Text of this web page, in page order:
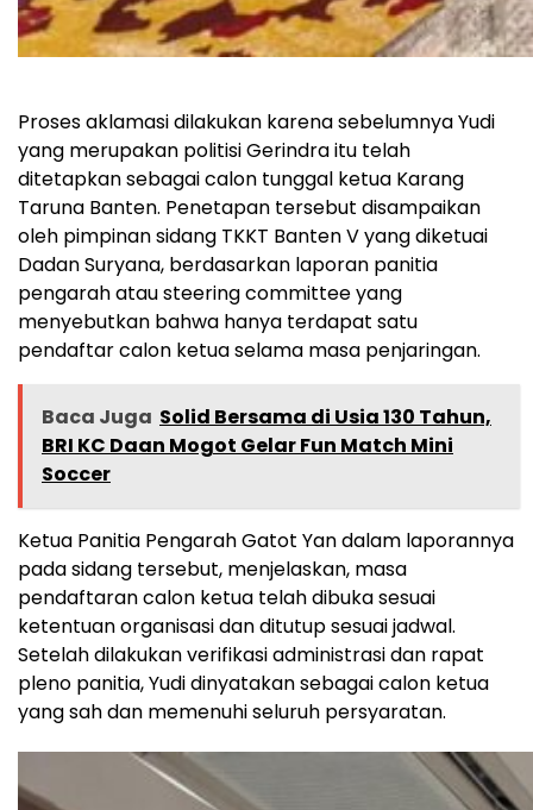
Proses aklamasi dilakukan karena sebelumnya Yudi
yang merupakan politisi Gerindra itu telah
ditetapkan sebagai calon tunggal ketua Karang
Taruna Banten. Penetapan tersebut disampaikan
oleh pimpinan sidang TKKT Banten V yang diketuai
Dadan Suryana, berdasarkan laporan panitia
pengarah atau steering committee yang
menyebutkan bahwa hanya terdapat satu
pendaftar calon ketua selama masa penjaringan.
Baca Juga Solid Bersama di Usia 130 Tahun,
BRI KC Daan Mogot Gelar Fun Match Mini
Soccer
Ketua Panitia Pengarah Gatot Yan dalam laporannya
pada sidang tersebut, menjelaskan, masa
pendaftaran calon ketua telah dibuka sesuai
ketentuan organisasi dan ditutup sesuai jadwal.
Setelah dilakukan verifikasi administrasi dan rapat
pleno panitia, Yudi dinyatakan sebagai calon ketua
yang sah dan memenuhi seluruh persyaratan.